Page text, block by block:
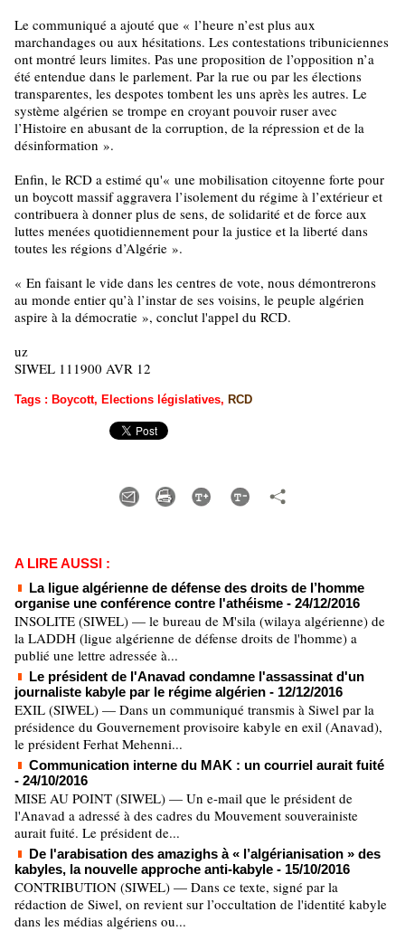
Le communiqué a ajouté que « l’heure n’est plus aux
marchandages ou aux hésitations. Les contestations tribuniciennes
ont montré leurs limites. Pas une proposition de l’opposition n’a
été entendue dans le parlement. Par la rue ou par les élections
transparentes, les despotes tombent les uns après les autres. Le
système algérien se trompe en croyant pouvoir ruser avec
l’Histoire en abusant de la corruption, de la répression et de la
désinformation ».
Enfin, le RCD a estimé qu'« une mobilisation citoyenne forte pour
un boycott massif aggravera l’isolement du régime à l’extérieur et
contribuera à donner plus de sens, de solidarité et de force aux
luttes menées quotidiennement pour la justice et la liberté dans
toutes les régions d’Algérie ».
« En faisant le vide dans les centres de vote, nous démontrerons
au monde entier qu’à l’instar de ses voisins, le peuple algérien
aspire à la démocratie », conclut l'appel du RCD.
uz
SIWEL 111900 AVR 12
Tags : Boycott, Elections législatives, RCD
A LIRE AUSSI :
La ligue algérienne de défense des droits de l’homme
organise une conférence contre l'athéisme - 24/12/2016
INSOLITE (SIWEL) — le bureau de M'sila (wilaya algérienne) de
la LADDH (ligue algérienne de défense droits de l'homme) a
publié une lettre adressée à...
Le président de l'Anavad condamne l'assassinat d'un
journaliste kabyle par le régime algérien - 12/12/2016
EXIL (SIWEL) — Dans un communiqué transmis à Siwel par la
présidence du Gouvernement provisoire kabyle en exil (Anavad),
le président Ferhat Mehenni...
Communication interne du MAK : un courriel aurait fuité
- 24/10/2016
MISE AU POINT (SIWEL) — Un e-mail que le président de
l'Anavad a adressé à des cadres du Mouvement souverainiste
aurait fuité. Le président de...
De l'arabisation des amazighs à « l’algérianisation » des
kabyles, la nouvelle approche anti-kabyle - 15/10/2016
CONTRIBUTION (SIWEL) — Dans ce texte, signé par la
rédaction de Siwel, on revient sur l’occultation de l'identité kabyle
dans les médias algériens ou...